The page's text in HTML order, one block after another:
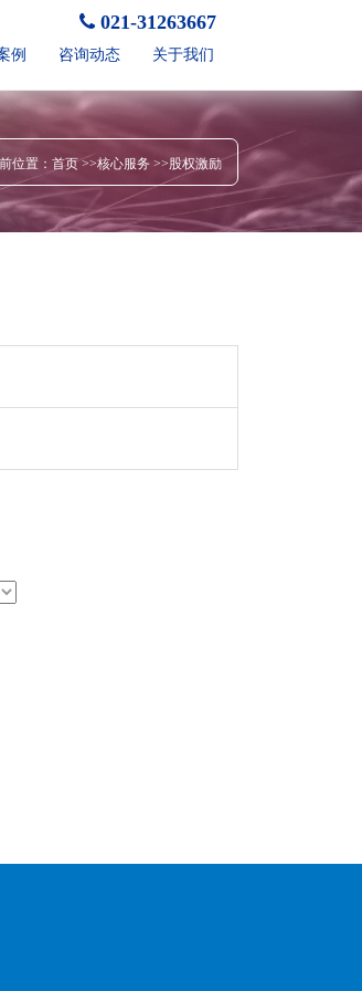
021-31263667
例 咨询动态 关于我们
位置： 首页>>核心服务 >>股权激励